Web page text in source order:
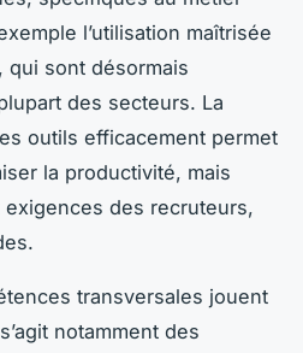
l’utilisation maîtrisée
qui sont désormais
des secteurs. La
outils efficacement permet
la productivité, mais
des recruteurs,
transversales jouent
notamment des